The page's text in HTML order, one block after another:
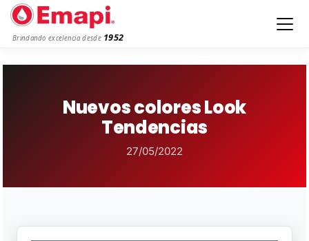
Brindando excelencia desde 1952
Nuevos colores Look
Tendencias
27/05/2022